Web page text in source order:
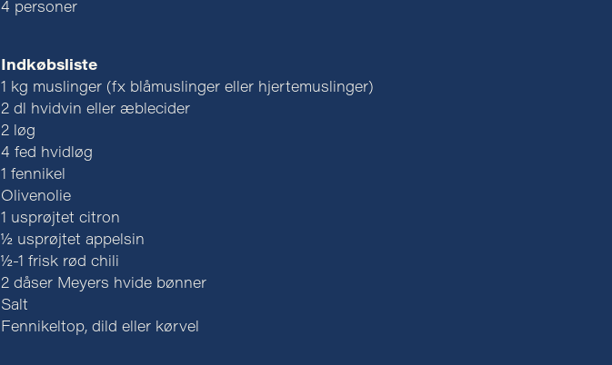
4 personer
Indkøbsliste
1 kg muslinger (fx blåmuslinger eller hjertemuslinger)
2 dl hvidvin eller æblecider
2 løg
4 fed hvidløg
1 fennikel
Olivenolie
1 usprøjtet citron
½ usprøjtet appelsin
½-1 frisk rød chili
2 dåser Meyers hvide bønner
Salt
Fennikeltop, dild eller kørvel